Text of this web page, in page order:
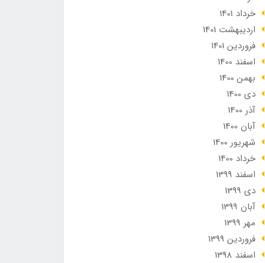
خرداد 1401
ارديبهشت 1401
فروردین 1401
اسفند 1400
بهمن 1400
دی 1400
آذر 1400
آبان 1400
شهریور 1400
خرداد 1400
اسفند 1399
دی 1399
آبان 1399
مهر 1399
فروردین 1399
اسفند 1398